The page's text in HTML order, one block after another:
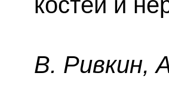
B. Pивкин,